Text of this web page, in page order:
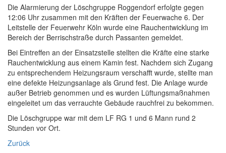
Die Alarmierung der Löschgruppe Roggendorf erfolgte gegen
12:06 Uhr zusammen mit den Kräften der Feuerwache 6. Der
Leitstelle der Feuerwehr Köln wurde eine Rauchentwicklung im
Bereich der Berrischstraße durch Passanten gemeldet.
Bei Eintreffen an der Einsatzstelle stellten die Kräfte eine starke
Rauchentwicklung aus einem Kamin fest. Nachdem sich Zugang
zu entsprechendem Heizungsraum verschafft wurde, stellte man
eine defekte Heizungsanlage als Grund fest. Die Anlage wurde
außer Betrieb genommen und es wurden Lüftungsmaßnahmen
eingeleitet um das verrauchte Gebäude rauchfrei zu bekommen.
Die Löschgruppe war mit dem LF RG 1 und 6 Mann rund 2
Stunden vor Ort.
Zurück